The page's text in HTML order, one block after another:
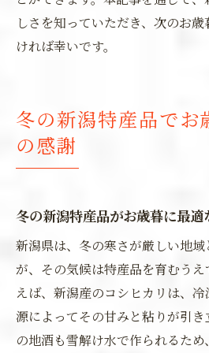
しさを知っていただき、次のお
ければ幸いです。
冬の新潟特産品でお
の感謝
冬の新潟特産品がお歳暮に最適
新潟県は、冬の寒さが厳しい地
が、その気候は特産品を育むう
えば、新潟産のコシヒカリは、
源によってその甘みと粘りが引
の地酒も雪解け水で作られるた